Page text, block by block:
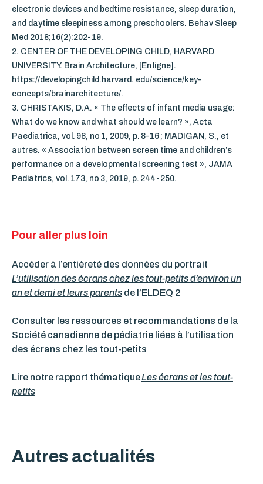
electronic devices and bedtime resistance, sleep duration,
and daytime sleepiness among preschoolers. Behav Sleep
Med 2018;16(2):202-19.
2. CENTER OF THE DEVELOPING CHILD, HARVARD
UNIVERSITY. Brain Architecture, [En ligne].
https://developingchild.harvard. edu/science/key-
concepts/brainarchitecture/.
3. CHRISTAKIS, D.A. « The effects of infant media usage:
What do we know and what should we learn? », Acta
Paediatrica, vol. 98, no 1, 2009, p. 8-16 ; MADIGAN, S., et
autres. « Association between screen time and children’s
performance on a developmental screening test », JAMA
Pediatrics, vol. 173, no 3, 2019, p. 244-250.
Pour aller plus loin
Accéder à l’entièreté des données du portrait
L’utilisation des écrans chez les tout-petits d’environ un
an et demi et leurs parents de l’ELDEQ 2
Consulter les ressources et recommandations de la
Société canadienne de pédiatrie liées à l’utilisation
des écrans chez les tout-petits
Lire notre rapport thématiqueLes écrans et les tout-
petits
Autres actualités